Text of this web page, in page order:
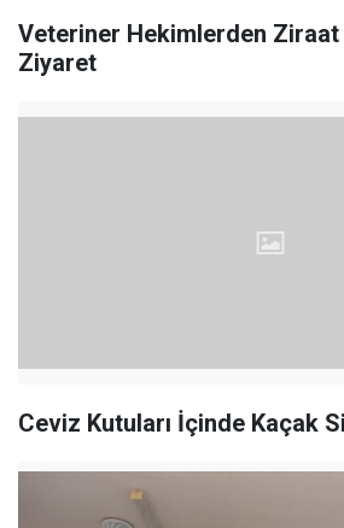
Veteriner Hekimlerden Ziraat
Ziyaret
Ceviz Kutuları İçinde Kaçak